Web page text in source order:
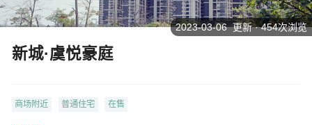
新城·虞悦豪庭
商场附近 普通住宅 在售
2023-03-06 更新 · 454次浏览